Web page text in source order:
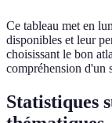
Ce tableau met en
disponibles et leur
choisissant le bon
compréhension d'un
Statistiques